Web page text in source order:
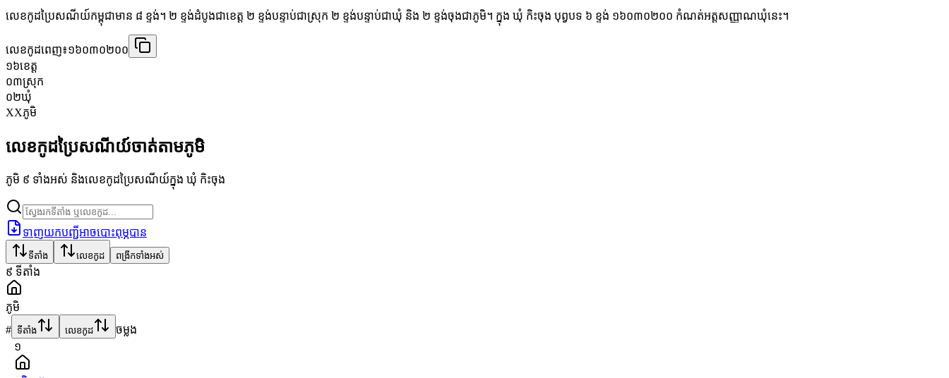
លេខកូដប្រៃសណីយ៍កម្ពុជាមាន ៨ ខ្ទង់។ ២ ខ្ទង់ដំបូងជាខេត្ត ២ ខ្ទង់បន្ទាប់ជាស្រុក ២ ខ្ទង់បន្ទាប់ជាឃុំ និង ២ ខ្ទង់ចុងជាភូមិ។ ក្នុង ឃុំ កិះចុង បុព្វបទ ៦ ខ្ទង់ ១៦០៣០២០០ កំណត់អត្តសញ្ញាណឃុំនេះ។
លេខកូដពេញ៖១៦០៣០២០០
១៦ខេត្ត
០៣ស្រុក
០២ឃុំ
XXភូមិ
លេខកូដប្រៃសណីយ៍ចាត់តាមភូមិ
ភូមិ ៩ ទាំងអស់ និងលេខកូដប្រៃសណីយ៍ក្នុង ឃុំ កិះចុង
ទាញយកបញ្ជីអាចបោះពុម្ភបាន
ទីតាំង លេខកូដ ពង្រីកទាំងអស់
៩ ទីតាំង
ភូមិ
# ទីតាំង លេខកូដ
ចម្លង
១